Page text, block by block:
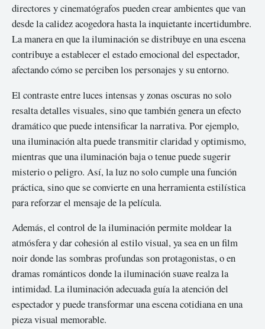
directores y cinematógrafos pueden crear ambientes que van
desde la calidez acogedora hasta la inquietante incertidumbre.
La manera en que la iluminación se distribuye en una escena
contribuye a establecer el estado emocional del espectador,
afectando cómo se perciben los personajes y su entorno.
El contraste entre luces intensas y zonas oscuras no solo
resalta detalles visuales, sino que también genera un efecto
dramático que puede intensificar la narrativa. Por ejemplo,
una iluminación alta puede transmitir claridad y optimismo,
mientras que una iluminación baja o tenue puede sugerir
misterio o peligro. Así, la luz no solo cumple una función
práctica, sino que se convierte en una herramienta estilística
para reforzar el mensaje de la película.
Además, el control de la iluminación permite moldear la
atmósfera y dar cohesión al estilo visual, ya sea en un film
noir donde las sombras profundas son protagonistas, o en
dramas románticos donde la iluminación suave realza la
intimidad. La iluminación adecuada guía la atención del
espectador y puede transformar una escena cotidiana en una
pieza visual memorable.